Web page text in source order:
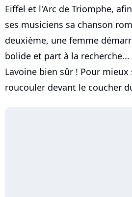
Eiffel et l'Arc de Triomphe,
ses musiciens sa chanson
deuxième, une femme
bolide et part à la recherche...
Lavoine bien sûr ! Pour
roucouler devant le coucher